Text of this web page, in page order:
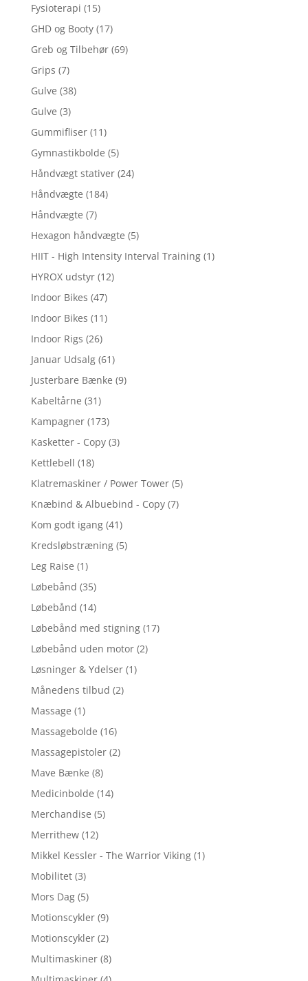
Fysioterapi (15)
GHD og Booty (17)
Greb og Tilbehør (69)
Grips (7)
Gulve (38)
Gulve (3)
Gummifliser (11)
Gymnastikbolde (5)
Håndvægt stativer (24)
Håndvægte (184)
Håndvægte (7)
Hexagon håndvægte (5)
HIIT - High Intensity Interval Training (1)
HYROX udstyr (12)
Indoor Bikes (47)
Indoor Bikes (11)
Indoor Rigs (26)
Januar Udsalg (61)
Justerbare Bænke (9)
Kabeltårne (31)
Kampagner (173)
Kasketter - Copy (3)
Kettlebell (18)
Klatremaskiner / Power Tower (5)
Knæbind & Albuebind - Copy (7)
Kom godt igang (41)
Kredsløbstræning (5)
Leg Raise (1)
Løbebånd (35)
Løbebånd (14)
Løbebånd med stigning (17)
Løbebånd uden motor (2)
Løsninger & Ydelser (1)
Månedens tilbud (2)
Massage (1)
Massagebolde (16)
Massagepistoler (2)
Mave Bænke (8)
Medicinbolde (14)
Merchandise (5)
Merrithew (12)
Mikkel Kessler - The Warrior Viking (1)
Mobilitet (3)
Mors Dag (5)
Motionscykler (9)
Motionscykler (2)
Multimaskiner (8)